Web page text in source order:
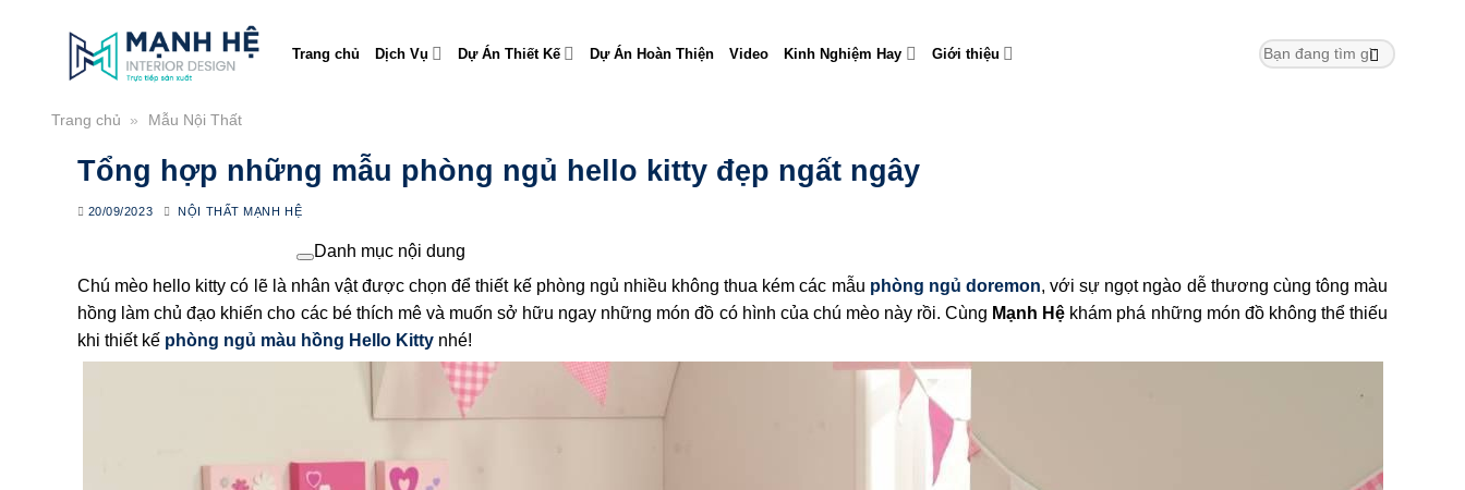
Trang chủ Dịch Vụ Dự Án Thiết Kế Dự Án Hoàn Thiện Video Kinh Nghiệm Hay Giới thiệu
Trang chủ » Mẫu Nội Thất
Tổng hợp những mẫu phòng ngủ hello kitty đẹp ngất ngây
20/09/2023 NỘI THẤT MẠNH HỆ
Danh mục nội dung
Chú mèo hello kitty có lẽ là nhân vật được chọn để thiết kế phòng ngủ nhiều không thua kém các mẫu phòng ngủ doremon, với sự ngọt ngào dễ thương cùng tông màu
hồng làm chủ đạo khiến cho các bé thích mê và muốn sở hữu ngay những món đồ có hình của chú mèo này rồi. Cùng Mạnh Hệ khám phá những món đồ không thể thiếu
khi thiết kế phòng ngủ màu hồng Hello Kitty nhé!